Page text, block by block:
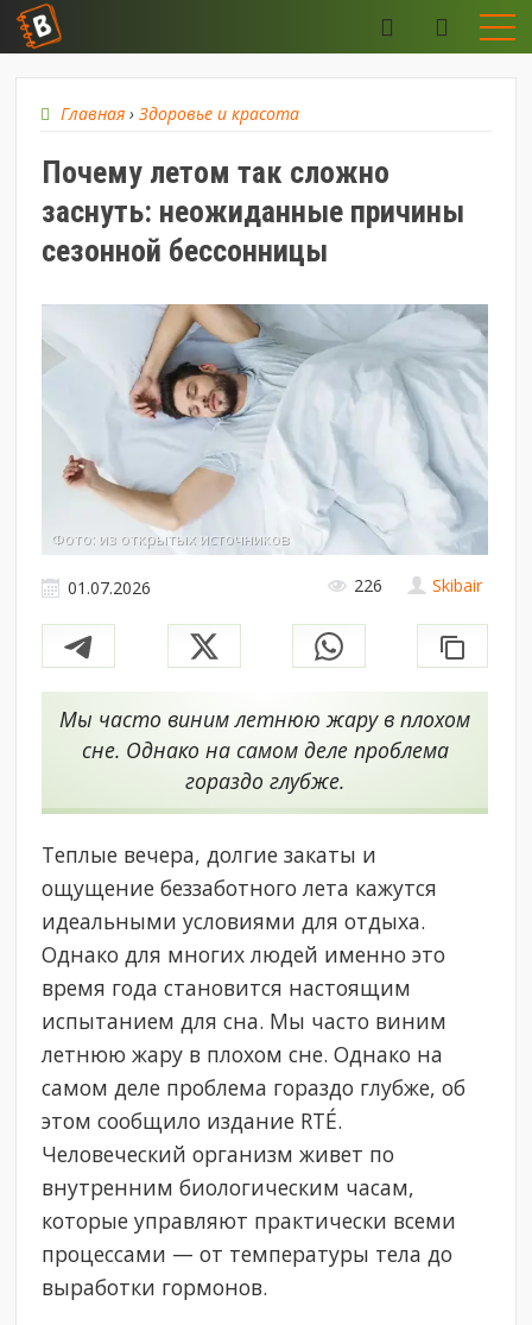
Главная ›Здоровье и красота
Почему летом так сложно
заснуть: неожиданные причины
сезонной бессонницы
Фото: из открытых источников
Skibair
01.07.2026 226
Мы часто виним летнюю жару в плохом
сне. Однако на самом деле проблема
гораздо глубже.
Теплые вечера, долгие закаты и
ощущение беззаботного лета кажутся
идеальными условиями для отдыха.
Однако для многих людей именно это
время года становится настоящим
испытанием для сна. Мы часто виним
летнюю жару в плохом сне. Однако на
самом деле проблема гораздо глубже, об
этом сообщило издание RTÉ.
Человеческий организм живет по
внутренним биологическим часам,
которые управляют практически всеми
процессами — от температуры тела до
выработки гормонов.